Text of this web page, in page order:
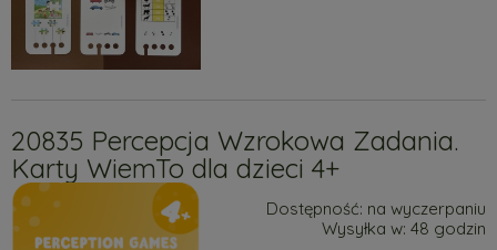
20835 Percepcja Wzrokowa Zadania.
Karty WiemTo dla dzieci 4+
Dostępność: na wyczerpaniu
Wysyłka w: 48 godzin